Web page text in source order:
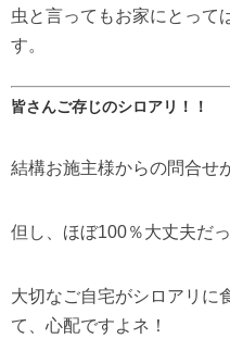
虫と言ってもお家にとって
す。
皆さんご存じのシロアリ！！
結構お施主様からの問合せ
但し、ほぼ100％大丈夫だ
大切なご自宅がシロアリに
て、心配ですよネ！